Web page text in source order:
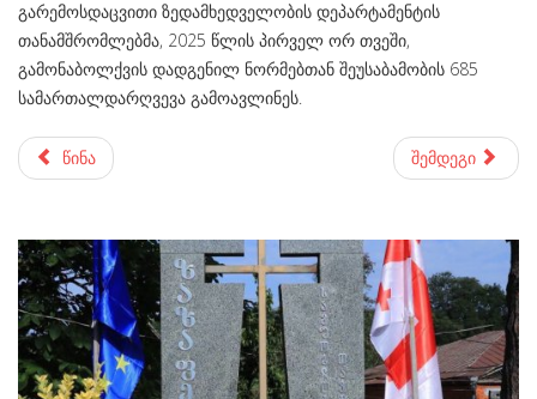
გარემოსდაცვითი ზედამხედველობის დეპარტამენტის
თანამშრომლებმა, 2025 წლის პირველ ორ თვეში,
გამონაბოლქვის დადგენილ ნორმებთან შეუსაბამობის 685
სამართალდარღვევა გამოავლინეს.
წინა შემდეგი